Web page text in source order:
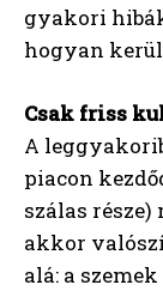
gyakori
hogyan
Csak friss
A
piacon
szálas
akkor
alá: a